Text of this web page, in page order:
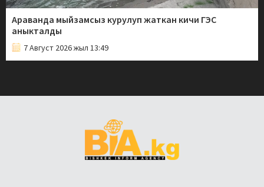
Араванда мыйзамсыз курулуп жаткан кичи ГЭС
аныкталды
7 Август 2026 жыл 13:49